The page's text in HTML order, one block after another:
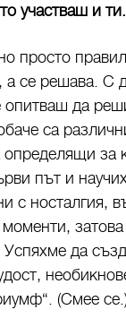
участваш и
просто
а се решава. С
опитваш да
са
за
път и
с носталгия,
да
(Смее